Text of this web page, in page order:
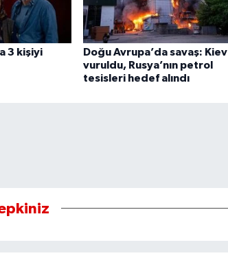
3 kişiyi
Doğu Avrupa’da savaş: Kiev
vuruldu, Rusya’nın petrol
tesisleri hedef alındı